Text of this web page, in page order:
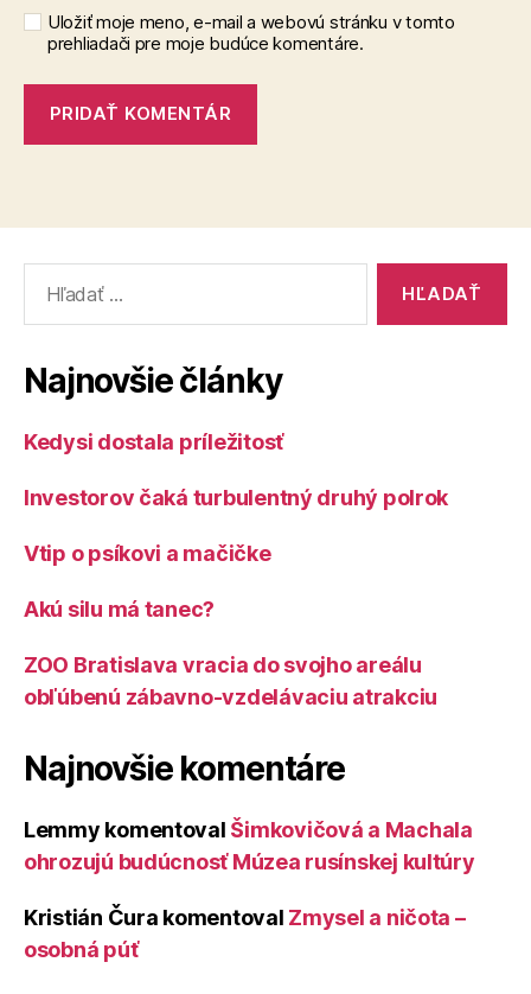
Uložiť moje meno, e-mail a webovú stránku v tomto
prehliadači pre moje budúce komentáre.
Najnovšie články
Kedysi dostala príležitosť
Investorov čaká turbulentný druhý polrok
Vtip o psíkovi a mačičke
Akú silu má tanec?
ZOO Bratislava vracia do svojho areálu
obľúbenú zábavno-vzdelávaciu atrakciu
Najnovšie komentáre
Lemmy komentoval Šimkovičová a Machala
ohrozujú budúcnosť Múzea rusínskej kultúry
Kristián Čura komentoval Zmysel a ničota –
osobná púť